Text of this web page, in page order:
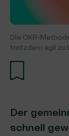
Die OKR-
trotzdem agil zu
Der
schnell